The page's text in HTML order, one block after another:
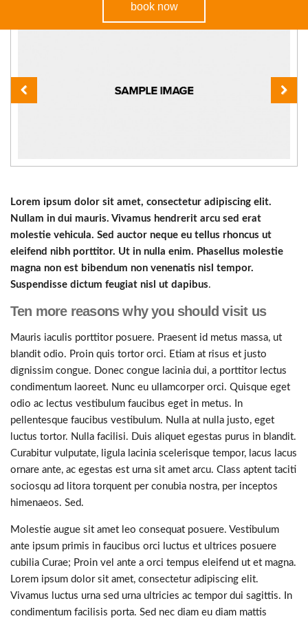
book now
Lorem ipsum dolor sit amet, consectetur adipiscing elit.
Nullam in dui mauris. Vivamus hendrerit arcu sed erat
molestie vehicula. Sed auctor neque eu tellus rhoncus ut
eleifend nibh porttitor. Ut in nulla enim. Phasellus molestie
magna non est bibendum non venenatis nisl tempor.
Suspendisse dictum feugiat nisl ut dapibus.
Ten more reasons why you should visit us
Mauris iaculis porttitor posuere. Praesent id metus massa, ut
blandit odio. Proin quis tortor orci. Etiam at risus et justo
dignissim congue. Donec congue lacinia dui, a porttitor lectus
condimentum laoreet. Nunc eu ullamcorper orci. Quisque eget
odio ac lectus vestibulum faucibus eget in metus. In
pellentesque faucibus vestibulum. Nulla at nulla justo, eget
luctus tortor. Nulla facilisi. Duis aliquet egestas purus in blandit.
Curabitur vulputate, ligula lacinia scelerisque tempor, lacus lacus
ornare ante, ac egestas est urna sit amet arcu. Class aptent taciti
sociosqu ad litora torquent per conubia nostra, per inceptos
himenaeos. Sed.
Molestie augue sit amet leo consequat posuere. Vestibulum
ante ipsum primis in faucibus orci luctus et ultrices posuere
cubilia Curae; Proin vel ante a orci tempus eleifend ut et magna.
Lorem ipsum dolor sit amet, consectetur adipiscing elit.
Vivamus luctus urna sed urna ultricies ac tempor dui sagittis. In
condimentum facilisis porta. Sed nec diam eu diam mattis